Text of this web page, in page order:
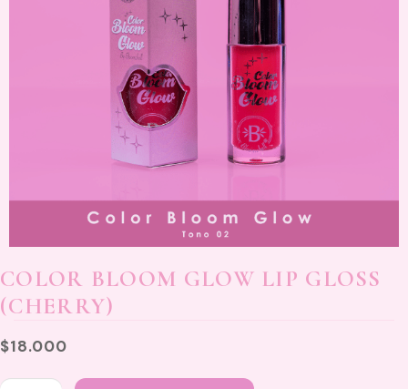
COLOR BLOOM GLOW LIP GLOSS
(CHERRY)
$18.000